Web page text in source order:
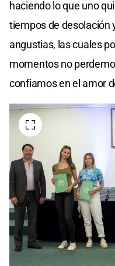
haciendo lo que uno
tiempos de desolación
angustias, las cuales
momentos no
confiamos en el amor